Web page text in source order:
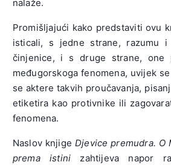
nalaže.
Promišljajući kako predstaviti ovu
isticali, s jedne strane, razumu i
činjenice, i s druge strane, one
međugorskoga fenomena, uvijek
se aktere takvih proučavanja,
etiketira kao protivnike ili
fenomena.
Naslov knjige Djevice premudra. O
prema istini zahtijeva napor